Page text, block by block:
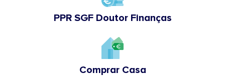
PPR SGF Doutor Finanças
Comprar Casa